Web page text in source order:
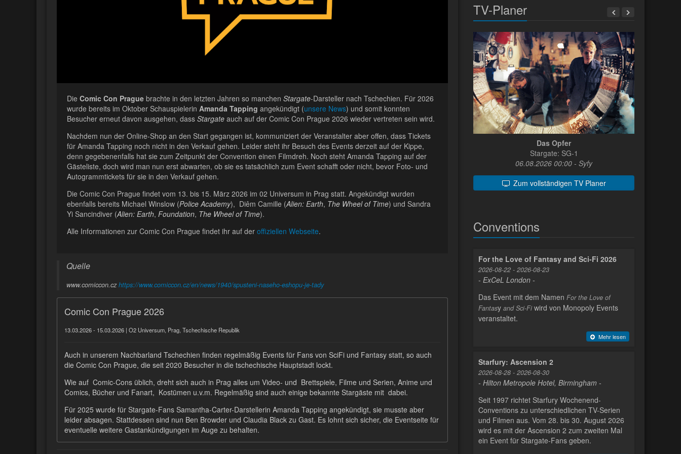
Die Comic Con Prague brachte in den letzten Jahren so manchen Stargate-Darsteller nach Tschechien. Für 2026
wurde bereits im Oktober Schauspielerin Amanda Tapping angekündigt (unsere News) und somit konnten
Besucher erneut davon ausgehen, dass Stargate auch auf der Comic Con Prague 2026 wieder vertreten sein wird.
Nachdem nun der Online-Shop an den Start gegangen ist, kommuniziert der Veranstalter aber offen, dass Tickets
für Amanda Tapping noch nicht in den Verkauf gehen. Leider steht ihr Besuch des Events derzeit auf der Kippe,
denn gegebenenfalls hat sie zum Zeitpunkt der Convention einen Filmdreh. Noch steht Amanda Tapping auf der
Gästeliste, doch wird man nun erst abwarten, ob sie es tatsächlich zum Event schafft oder nicht, bevor Foto- und
Autogrammtickets für sie in den Verkauf gehen.
Die Comic Con Prague findet vom 13. bis 15. März 2026 im 02 Universum in Prag statt. Angekündigt wurden
ebenfalls bereits Michael Winslow (Police Academy), Diêm Camille (Alien: Earth, The Wheel of Time) und Sandra
Yi Sancindiver (Alien: Earth, Foundation, The Wheel of Time).
Alle Informationen zur Comic Con Prague findet ihr auf der offiziellen Webseite.
Quelle
www.comiccon.cz https://www.comiccon.cz/en/news/1940/spusteni-naseho-eshopu-je-tady
Comic Con Prague 2026
13.03.2026 - 15.03.2026 | O2 Universum, Prag, Tschechische Republik
Auch in unserem Nachbarland Tschechien finden regelmäßig Events für Fans von SciFi und Fantasy statt, so auch
die Comic Con Prague, die seit 2020 Besucher in die tschechische Hauptstadt lockt.
Wie auf Comic-Cons üblich, dreht sich auch in Prag alles um Video- und Brettspiele, Filme und Serien, Anime und
Comics, Bücher und Fanart, Kostümen u.v.m. Regelmäßig sind auch einige bekannte Stargäste mit dabei.
Für 2025 wurde für Stargate-Fans Samantha-Carter-Darstellerin Amanda Tapping angekündigt, sie musste aber
leider absagen. Stattdessen sind nun Ben Browder und Claudia Black zu Gast. Es lohnt sich sicher, die Eventseite für
eventuelle weitere Gastankündigungen im Auge zu behalten.
TV-Planer
Das Opfer
Stargate: SG-1
06.08.2026 00:00 - Syfy
Zum vollständigen TV Planer
Conventions
For the Love of Fantasy and Sci-Fi 2026
2026-08-22 - 2026-08-23
- ExCeL London -
Das Event mit dem Namen For the Love of
Fantasy and Sci-Fi wird von Monopoly Events
veranstaltet.
Mehr lesen
Starfury: Ascension 2
2026-08-28 - 2026-08-30
- Hilton Metropole Hotel, Birmingham -
Seit 1997 richtet Starfury Wochenend-
Conventions zu unterschiedlichen TV-Serien
und Filmen aus. Vom 28. bis 30. August 2026
wird es mit der Ascension 2 zum zweiten Mal
ein Event für Stargate-Fans geben.